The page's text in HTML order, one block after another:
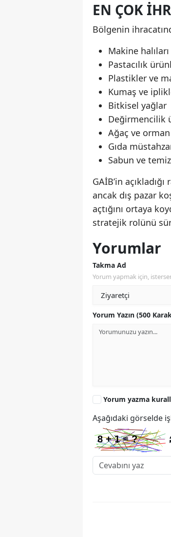
EN ÇOK
Bölgenin
Makine halıları
Pastacılık
Plastikler ve
Kumaş ve
Bitkisel yağlar
Değirmencilik
Ağaç ve
Gıda
Sabun ve
GAİB’in
ancak dış pazar
açtığını ortaya
stratejik rolünü
Yorumlar
Takma Ad
Yorum yapmak için,
Yorum Yazın (500
Yorum yazma
Aşağıdaki görselde